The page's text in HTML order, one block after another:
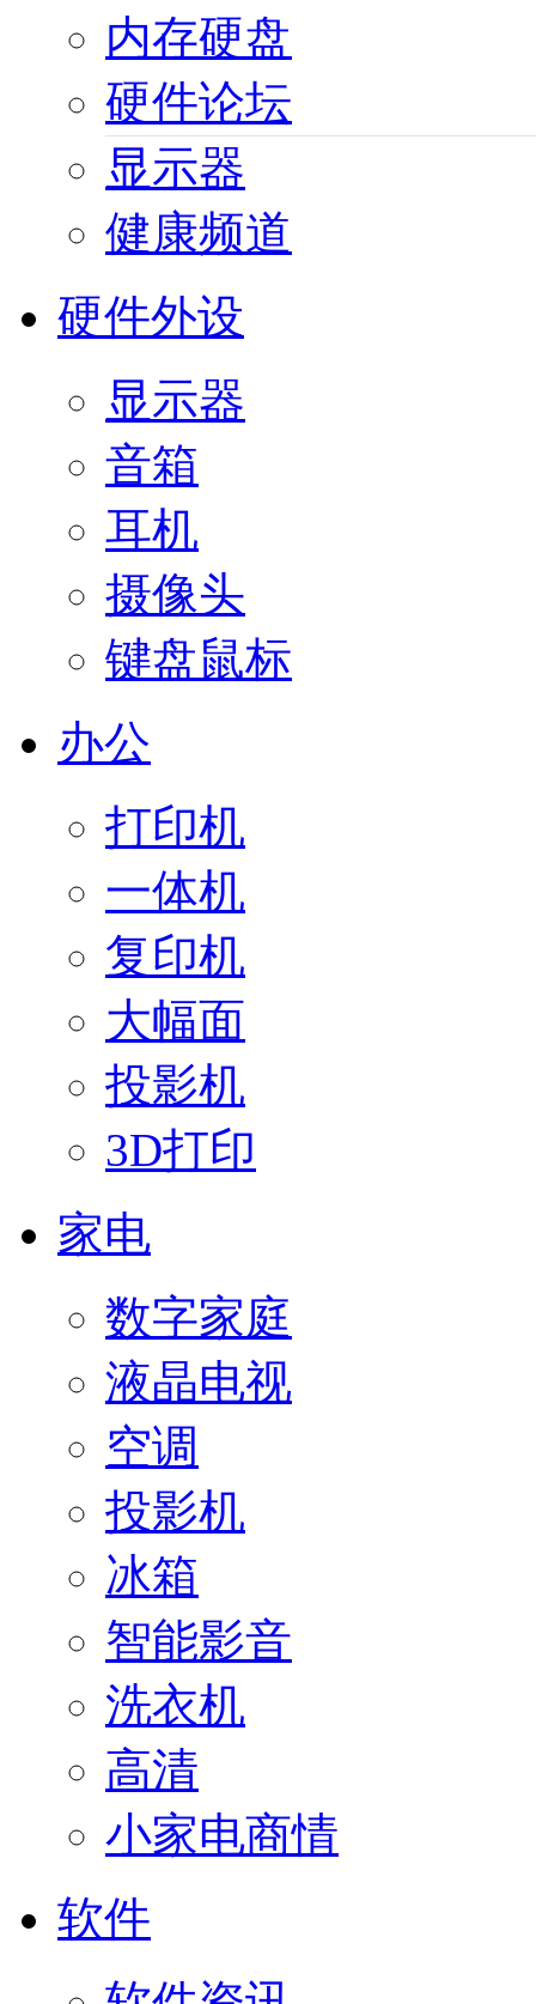
内存硬盘
硬件论坛
显示器
健康频道
硬件外设
显示器
音箱
耳机
摄像头
键盘鼠标
办公
打印机
一体机
复印机
大幅面
投影机
3D打印
家电
数字家庭
液晶电视
空调
投影机
冰箱
智能影音
洗衣机
高清
小家电商情
软件